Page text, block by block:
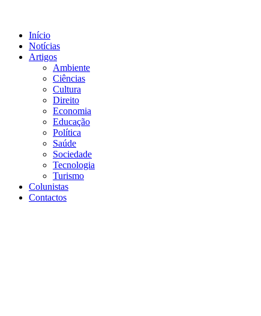
Início
Notícias
Artigos
Ambiente
Ciências
Cultura
Direito
Economia
Educação
Política
Saúde
Sociedade
Tecnologia
Turismo
Colunistas
Contactos